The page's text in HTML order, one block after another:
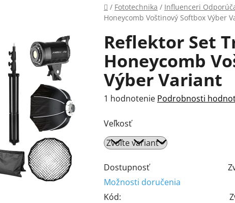
Domov
/ Fototechnika / Influenceri
Honeycomb Voštinový Softbox Výber
Reflektor Set
Honeycomb
Výber Variant
Priemerné
produktu
je
5,0
z
5
hviezdičiek.
1 hodnotenie Podrobnosti
Veľkosť
Dostupnosť
Možnosti doručenia
Kód: